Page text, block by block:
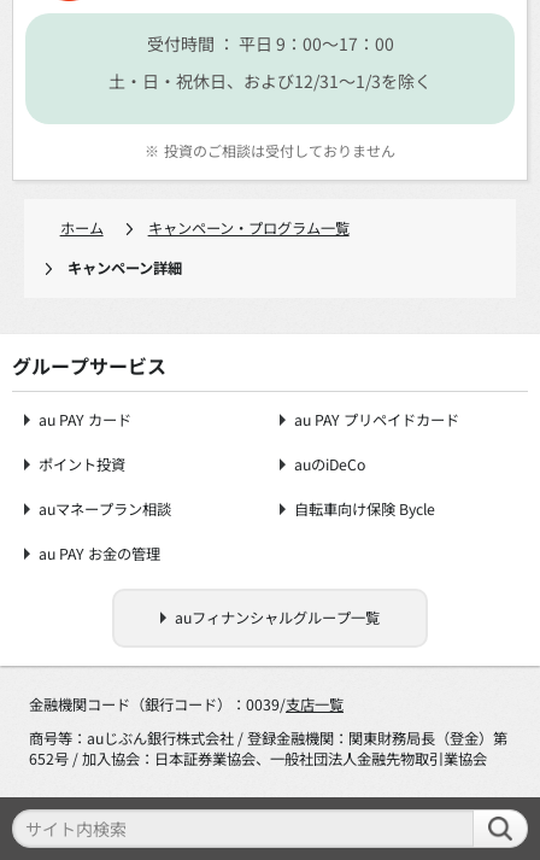
受付時間 ： 平日 9：00～17：00
土・日・祝休日、および12/31～1/3を除く
※ 投資のご相談は受付しておりません
ホーム
キャンペーン・プログラム一覧
キャンペーン詳細
グループサービス
au PAY カード au PAY プリペイドカード
ポイント投資 auのiDeCo
auマネープラン相談 自転車向け保険 Bycle
au PAY お金の管理
auフィナンシャルグループ一覧
金融機関コード（銀行コード）：0039/支店一覧
商号等：auじぶん銀行株式会社 / 登録金融機関：関東財務局長（登金）第
652号 / 加入協会：日本証券業協会、一般社団法人金融先物取引業協会